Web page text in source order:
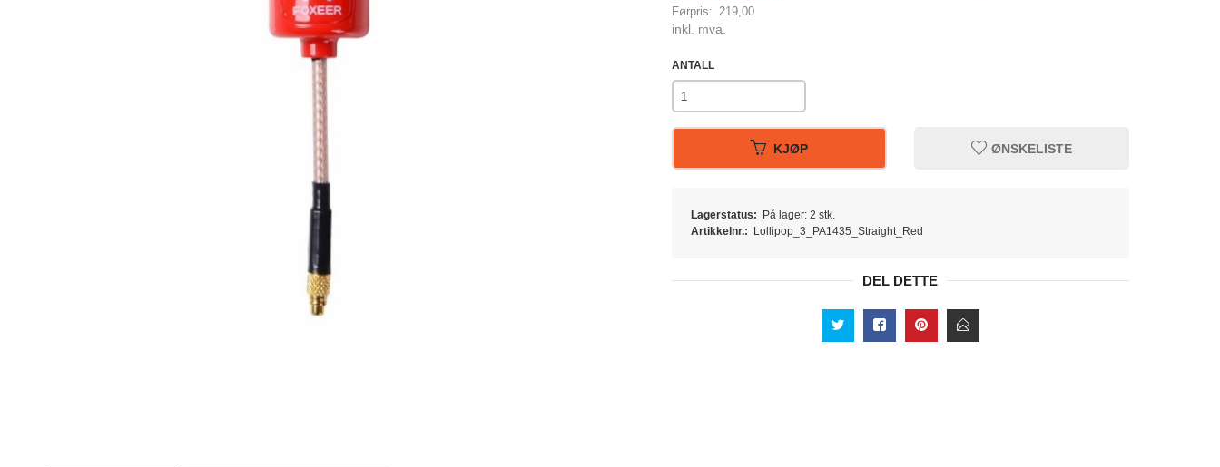
Førpris: 219,00
Rabatt
inkl. mva.
ANTALL
KJØP ØNSKELISTE
Lagerstatus:
På lager: 2 stk.
Artikkelnr.:
Lollipop_3_PA1435_Straight_Red
DEL DETTE